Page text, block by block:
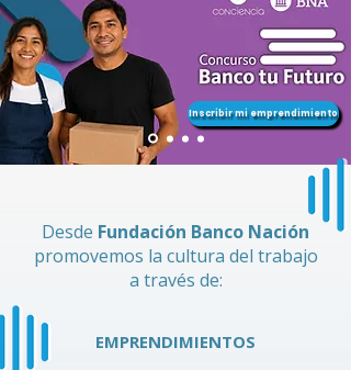
Inscribir mi emprendimiento
Desde Fundación Banco Nación
promovemos la cultura del trabajo
a través de:
EMPRENDIMIENTOS